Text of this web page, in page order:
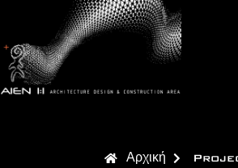
Αρχική